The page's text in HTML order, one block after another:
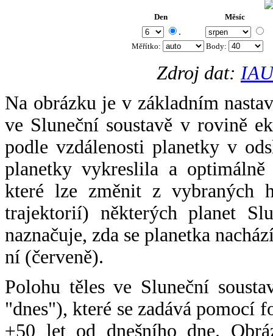
Den Měsíc
.
Měřítko: Body:
Zdroj dat:
Na obrázku je v základním
ve Sluneční soustavě v rovině
podle vzdálenosti planetky v
planetky vykreslila a
které lze změnit z vybraných
trajektorií) některých planet
naznačuje, zda se planetka
ní (červeně).
Polohu těles ve Sluneční
"dnes"), které se zadává pomocí
±50 let od dnešního dne.